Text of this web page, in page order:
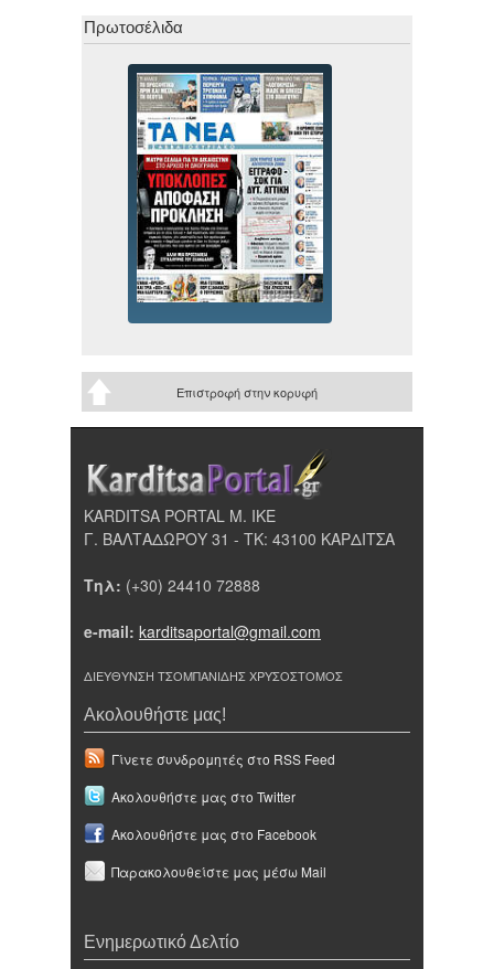
Πρωτοσέλιδα
Επιστροφή στην κορυφή
KARDITSA PORTAL Μ. ΙΚΕ
Γ. ΒΑΛΤΑΔΩΡΟΥ 31 - ΤΚ: 43100 ΚΑΡΔΙΤΣΑ
Τηλ: (+30) 24410 72888
e-mail: karditsaportal@gmail.com
ΔΙΕΥΘΥΝΣΗ ΤΣΟΜΠΑΝΙΔΗΣ ΧΡΥΣΟΣΤΟΜΟΣ
Ακολουθήστε μας!
Γίνετε συνδρομητές στο RSS Feed
Ακολουθήστε μας στο Twitter
Ακολουθήστε μας στο Facebook
Παρακολουθείστε μας μέσω Mail
Ενημερωτικό Δελτίο